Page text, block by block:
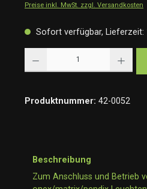
Preise inkl. MwSt. zzgl. Versandkosten
Sofort verfügbar, Lieferzeit:
Produktnummer: 42-0052
Beschreibung
Zum Anschluss und Betrieb